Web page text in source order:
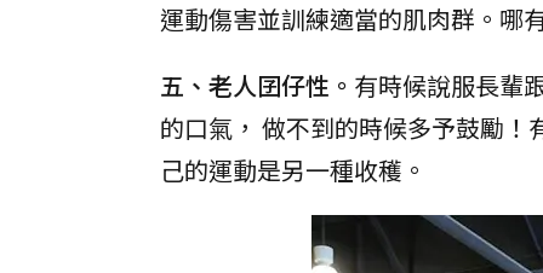
運動傷害並訓練適當的肌肉群。哪
五、老人囝仔性。 有時候說服長輩
的口氣， 做不到的時候多予鼓勵
己的運動是另一種收穫。